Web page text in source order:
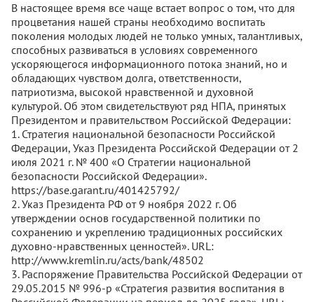
В настоящее время все чаще встает вопрос о том, что для
процветания нашей страны необходимо воспитать
поколения молодых людей не только умных, талантливых,
способных развиваться в условиях современного
ускоряющегося информационного потока знаний, но и
обладающих чувством долга, ответственности,
патриотизма, высокой нравственной и духовной
культурой. Об этом свидетельствуют ряд НПА, принятых
Президентом и правительством Российской Федерации:
1. Стратегия национальной безопасности Российской
Федерации, Указ Президента Российской Федерации от 2
июля 2021 г. № 400 «О Стратегии национальной
безопасности Российской Федерации».
https://base.garant.ru/401425792/
2. Указ Президента РФ от 9 ноября 2022 г. Об
утверждении основ государственной политики по
сохранению и укреплению традиционных российских
духовно-нравственных ценностей». URL:
http://www.kremlin.ru/acts/bank/48502
3. Распоряжение Правительства Российской Федерации от
29.05.2015 № 996-р «Стратегия развития воспитания в